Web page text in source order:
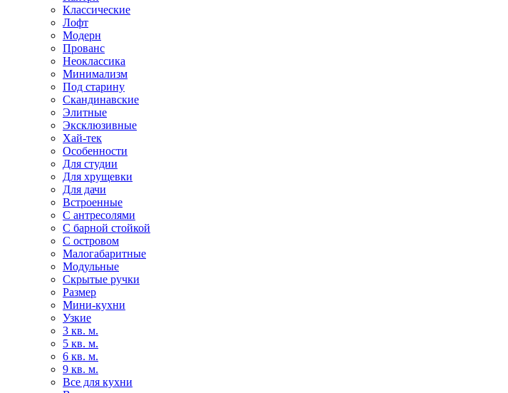
Классические
Лофт
Модерн
Прованс
Неоклассика
Минимализм
Под старину
Скандинавские
Элитные
Эксклюзивные
Хай-тек
Особенности
Для студии
Для хрущевки
Для дачи
Встроенные
С антресолями
С барной стойкой
С островом
Малогабаритные
Модульные
Скрытые ручки
Размер
Мини-кухни
Узкие
3 кв. м.
5 кв. м.
6 кв. м.
9 кв. м.
Все для кухни